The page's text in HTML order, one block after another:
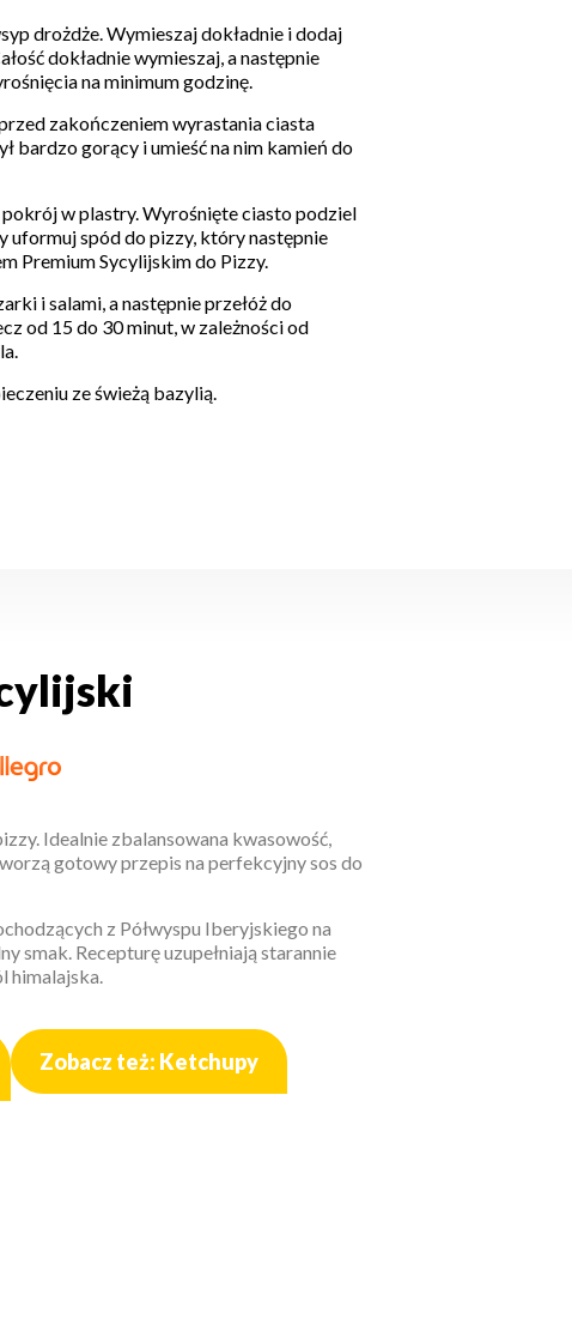
drożdże. Wymieszaj dokładnie i dodaj
dokładnie wymieszaj, a następnie
na minimum godzinę.
zakończeniem wyrastania ciasta
bardzo gorący i umieść na nim kamień do
w plastry. Wyrośnięte ciasto podziel
uformuj spód do pizzy, który następnie
Premium Sycylijskim do Pizzy.
i salami, a następnie przełóż do
od 15 do 30 minut, w zależności od
ze świeżą bazylią.
Idealnie zbalansowana kwasowość,
gotowy przepis na perfekcyjny sos do
z Półwyspu Iberyjskiego na
smak. Recepturę uzupełniają starannie
himalajska.
Zobacz też: Ketchupy